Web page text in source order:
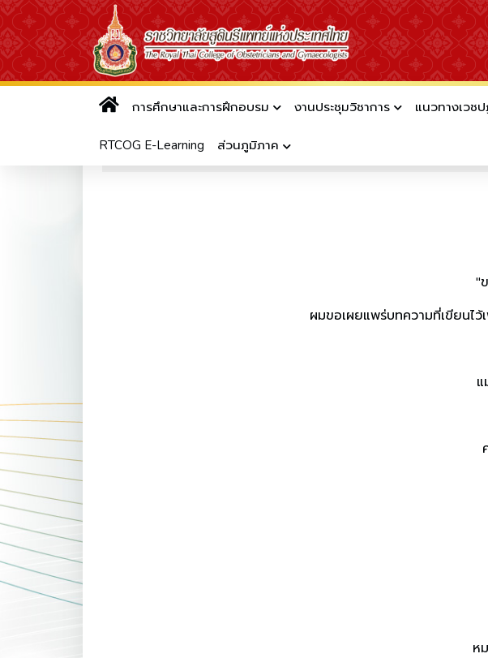
การศึกษาและการฝึกอบรม งานประชุมวิชาการ แนวทางเวช
RTCOG E-Learning ส่วนภูมิภาค
บทความวันแม่ 12 สิงหาคม
เผยแพร่เมื่อวันที่ 12 สิงหาคม 2566 10:52
"
ผมขอเผยแพร่บทความที่เขียนไ
แม่
ค
ห